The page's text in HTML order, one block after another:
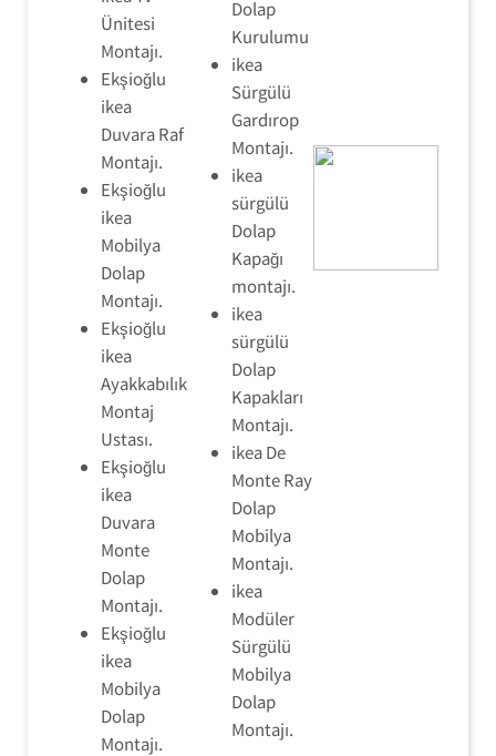
Ünitesi
Montajı.
Ekşioğlu
ikea
Duvara Raf
Montajı.
Ekşioğlu
ikea
Mobilya
Dolap
Montajı.
Ekşioğlu
ikea
Ayakkabılık
Montaj
Ustası.
Ekşioğlu
ikea
Duvara
Monte
Dolap
Montajı.
Ekşioğlu
ikea
Mobilya
Dolap
Montajı.
Dolap
Kurulumu
ikea
Sürgülü
Gardırop
Montajı.
ikea
sürgülü
Dolap
Kapağı
montajı.
ikea
sürgülü
Dolap
Kapakları
Montajı.
ikea De
Monte Ray
Dolap
Mobilya
Montajı.
ikea
Modüler
Sürgülü
Mobilya
Dolap
Montajı.